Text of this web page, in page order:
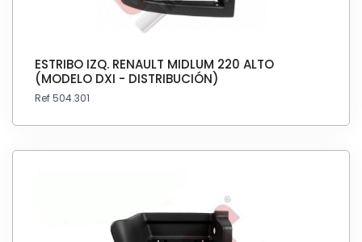
ESTRIBO IZQ. RENAULT MIDLUM 220 ALTO
(MODELO DXI - DISTRIBUCIÓN)
Ref 504.301